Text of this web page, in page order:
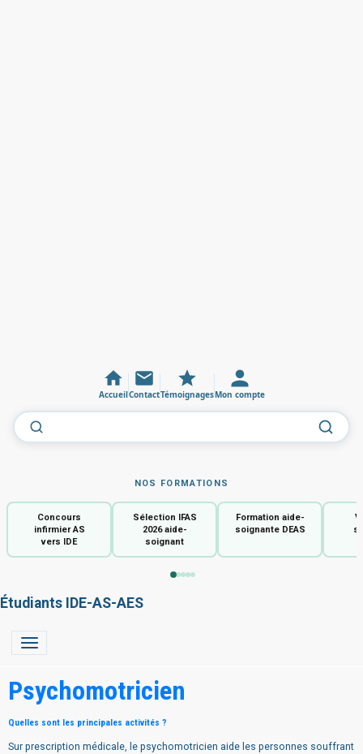
AccueilContactTémoignagesMon compte
NOS FORMATIONS
Concours
infirmier AS
vers IDE
Sélection IFAS
2026 aide-
soignant
Formation aide-
soignante DEAS
Étudiants IDE-AS-AES
Psychomotricien
Quelles sont les principales activités ?
Sur prescription médicale, le psychomotricien aide les personnes souffrant